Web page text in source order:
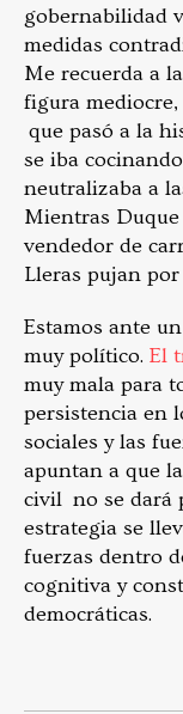
gobernabilidad
medidas
Me recuerda a
figura
que pasó a la
se iba
neutralizaba a
Mientras Duque
vendedor de
Lleras pujan
Estamos ante
muy político. El
muy mala para
persistencia en
sociales y las
apuntan a que
civil no se dará
estrategia se
fuerzas dentro
cognitiva y
democráticas.